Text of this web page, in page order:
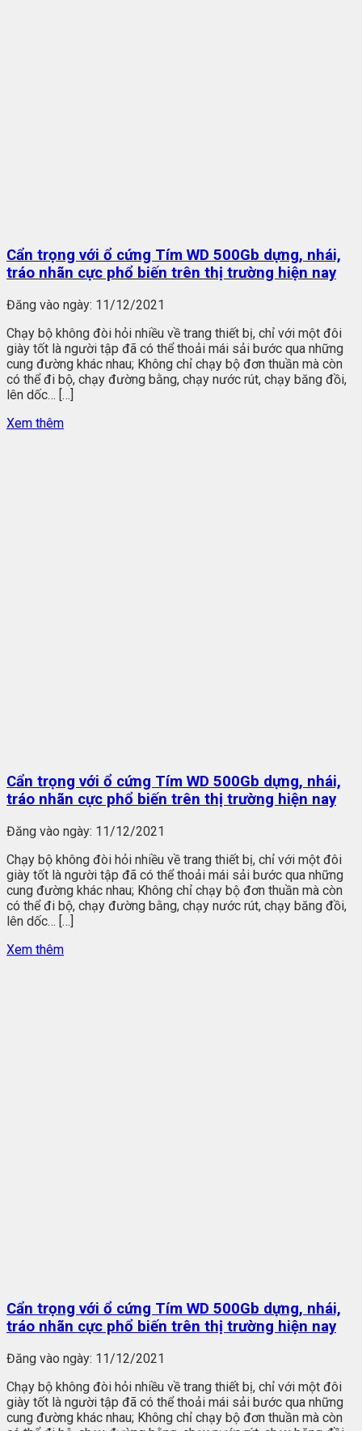
Cẩn trọng với ổ cứng Tím WD 500Gb dựng, nhái,
tráo nhãn cực phổ biến trên thị trường hiện nay
Đăng vào ngày: 11/12/2021
Chạy bộ không đòi hỏi nhiều về trang thiết bị, chỉ với một đôi
giày tốt là người tập đã có thể thoải mái sải bước qua những
cung đường khác nhau; Không chỉ chạy bộ đơn thuần mà còn
có thể đi bộ, chạy đường bằng, chạy nước rút, chạy băng đồi,
lên dốc… […]
Xem thêm
Cẩn trọng với ổ cứng Tím WD 500Gb dựng, nhái,
tráo nhãn cực phổ biến trên thị trường hiện nay
Đăng vào ngày: 11/12/2021
Chạy bộ không đòi hỏi nhiều về trang thiết bị, chỉ với một đôi
giày tốt là người tập đã có thể thoải mái sải bước qua những
cung đường khác nhau; Không chỉ chạy bộ đơn thuần mà còn
có thể đi bộ, chạy đường bằng, chạy nước rút, chạy băng đồi,
lên dốc… […]
Xem thêm
Cẩn trọng với ổ cứng Tím WD 500Gb dựng, nhái,
tráo nhãn cực phổ biến trên thị trường hiện nay
Đăng vào ngày: 11/12/2021
Chạy bộ không đòi hỏi nhiều về trang thiết bị, chỉ với một đôi
giày tốt là người tập đã có thể thoải mái sải bước qua những
cung đường khác nhau; Không chỉ chạy bộ đơn thuần mà còn